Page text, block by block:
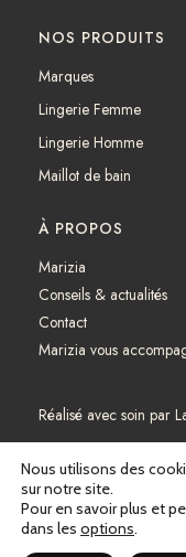
NOS PRODUITS
Marques
Lingerie Femme
Lingerie Homme
Maillot de bain
À PROPOS
Marizia
Conseils & actualités
Contact
Marizia vous
Réalisé avec soin par
Mentions légales
Politique de
Nous utilisons des
sur notre site.
Pour en savoir plus et
dans les options.